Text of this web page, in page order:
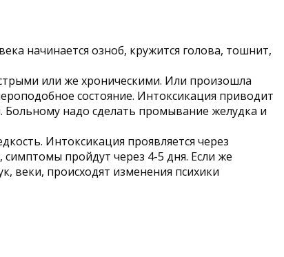
начинается озноб, кружится голова, тошнит,
или же хроническими. Или произошла
состояние. Интоксикация приводит
надо сделать промывание желудка и
Интоксикация проявляется через
пройдут через 4-5 дня. Если же
веки, происходят изменения психики